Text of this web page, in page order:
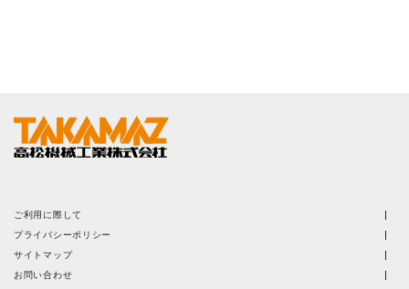
ご利用に際して
プライバシーポリシー
サイトマップ
お問い合わせ